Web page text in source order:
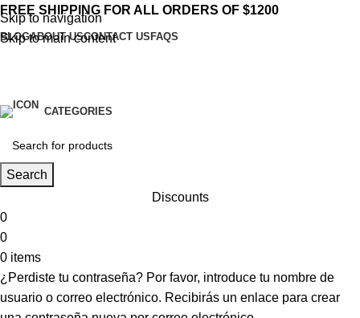
Skip to navigation
Skip to main content
FREE SHIPPING FOR ALL ORDERS OF $1200
BLOGABOUT USCONTACT US FAQS
CATEGORIES
Search
Discounts
0
0
0 items
¿Perdiste tu contraseña? Por favor, introduce tu nombre de
usuario o correo electrónico. Recibirás un enlace para crear